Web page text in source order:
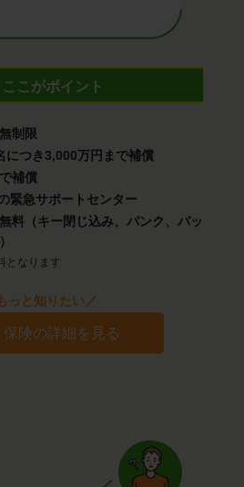
ここがポイント
制限
につき3,000万円まで補償
補償
緊急サポートセンター
料（キー閉じ込み、パンク、バッ
となります
っと知りたい／
険の詳細を見る